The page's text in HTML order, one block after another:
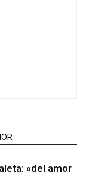
«del amor